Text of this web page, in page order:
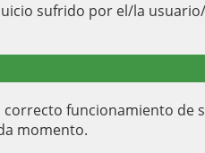
sufrido por el/la
funcionamiento
momento.